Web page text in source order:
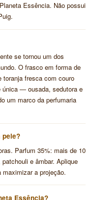
Essência. Não possui
se tornou um dos
O frasco em forma de
toranja fresca com couro
única — ousada, sedutora e
um marco da perfumaria
pele?
Parfum 35%: mais de 10
e âmbar. Aplique
a projeção.
Essência?